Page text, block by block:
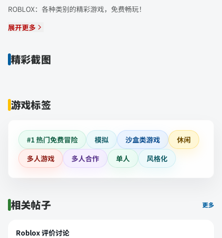
ROBLOX：各种类别的精彩游戏，免费畅玩！
展开更多
精彩截图
游戏标签
#1 热门免费冒险 模拟 沙盒类游戏
休闲
多人游戏
多人合作 单人 风格化
相关帖子 更多
Roblox 评价讨论